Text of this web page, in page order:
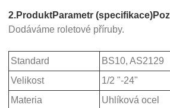
2.ProduktParametr (specifikace)
Dodáváme roletové příruby.
Standard
BS10, AS2129
Velikost
1/2 "-24"
Materia
Uhlíková ocel